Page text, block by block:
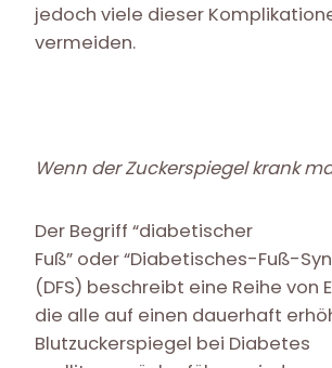
jedoch viele dieser
vermeiden.
Wenn der Zuckerspiegel krank
Der Begriff “diabetischer
Fuß” oder “Diabetisches-Fuß-
(DFS) beschreibt eine Reihe von
die alle auf einen dauerhaft
Blutzuckerspiegel bei Diabetes